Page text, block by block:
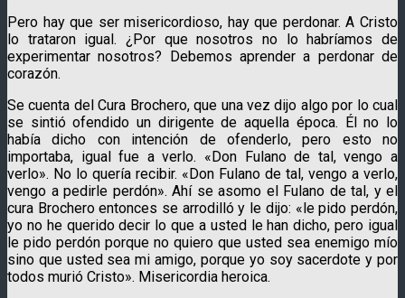
Pero hay que ser misericordioso, hay que perdonar. A Cristo
lo trataron igual. ¿Por que nosotros no lo habríamos de
experimentar nosotros? Debemos aprender a perdonar de
corazón.
Se cuenta del Cura Brochero, que una vez dijo algo por lo cual
se sintió ofendido un dirigente de aquella época. Él no lo
había dicho con intención de ofenderlo, pero esto no
importaba, igual fue a verlo. «Don Fulano de tal, vengo a
verlo». No lo quería recibir. «Don Fulano de tal, vengo a verlo,
vengo a pedirle perdón». Ahí se asomo el Fulano de tal, y el
cura Brochero entonces se arrodilló y le dijo: «le pido perdón,
yo no he querido decir lo que a usted le han dicho, pero igual
le pido perdón porque no quiero que usted sea enemigo mío
sino que usted sea mi amigo, porque yo soy sacerdote y por
todos murió Cristo». Misericordia heroica.